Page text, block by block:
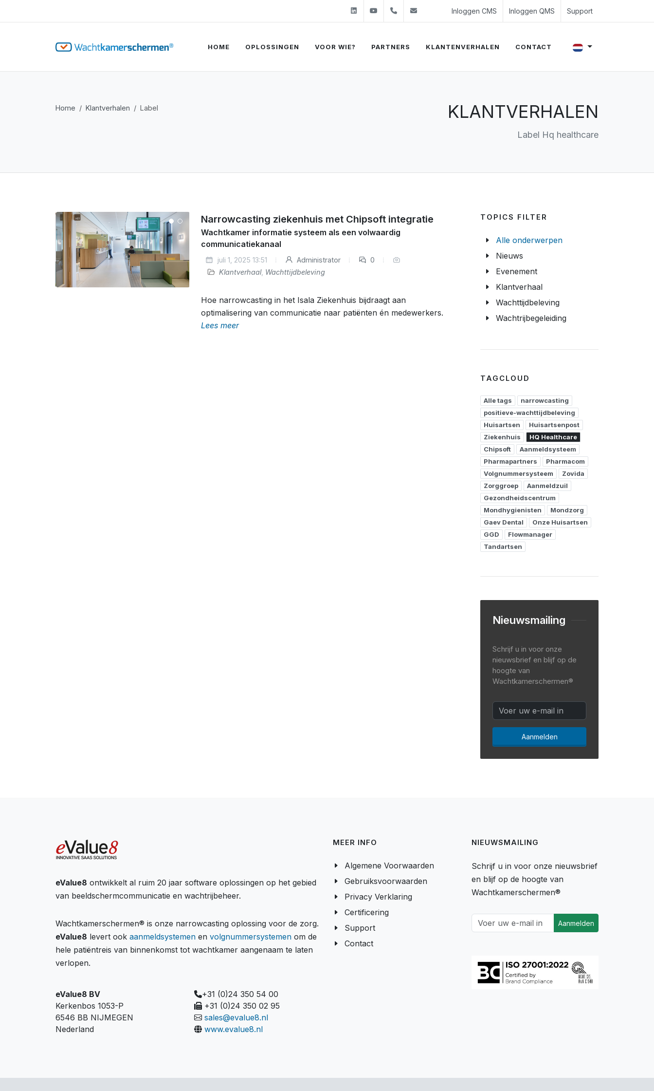
LinkedinYoutube+31 (0)24 350 54 00
sales@evalue8.nl
Inloggen CMS Inloggen QMS Support
HOME OPLOSSINGEN VOOR WIE? PARTNERS KLANTENVERHALEN CONTACT
KLANTVERHALEN
Label Hq healthcare
Home Klantverhalen Label
Narrowcasting ziekenhuis met Chipsoft integratie
Wachtkamer informatie systeem als een volwaardig
communicatiekanaal
juli 1, 2025 13:51 Administrator
0
Klantverhaal, Wachttijdbeleving
Hoe narrowcasting in het Isala Ziekenhuis bijdraagt aan
optimalisering van communicatie naar patiënten én medewerkers.
Lees meer
TOPICS FILTER
Alle onderwerpen
Nieuws
Evenement
Klantverhaal
Wachttijdbeleving
Wachtrijbegeleiding
TAGCLOUD
Alle tags
narrowcasting
positieve-wachttijdbeleving
Huisartsen
Huisartsenpost
Ziekenhuis
HQ Healthcare
Chipsoft
Aanmeldsysteem
Pharmapartners
Pharmacom
Volgnummersysteem
Zovida
Zorggroep
Aanmeldzuil
Gezondheidscentrum
Mondhygienisten
Mondzorg
Gaev Dental
Onze Huisartsen
GGD
Flowmanager
Tandartsen
Nieuwsmailing
Schrijf u in voor onze
nieuwsbrief en blijf op de
hoogte van
Wachtkamerschermen®
Aanmelden
eValue8 ontwikkelt al ruim 20 jaar software oplossingen op het gebied
van beeldschermcommunicatie en wachtrijbeheer.
Wachtkamerschermen® is onze narrowcasting oplossing voor de zorg.
eValue8 levert ook aanmeldsystemen en volgnummersystemen om de
hele patiëntreis van binnenkomst tot wachtkamer aangenaam te laten
verlopen.
eValue8 BV
Kerkenbos 1053-P
6546 BB NIJMEGEN
Nederland
+31 (0)24 350 54 00
+31 (0)24 350 02 95
sales@evalue8.nl
www.evalue8.nl
MEER INFO
Algemene Voorwaarden
Gebruiksvoorwaarden
Privacy Verklaring
Certificering
Support
Contact
NIEUWSMAILING
Schrijf u in voor onze nieuwsbrief
en blijf op de hoogte van
Wachtkamerschermen®
Aanmelden